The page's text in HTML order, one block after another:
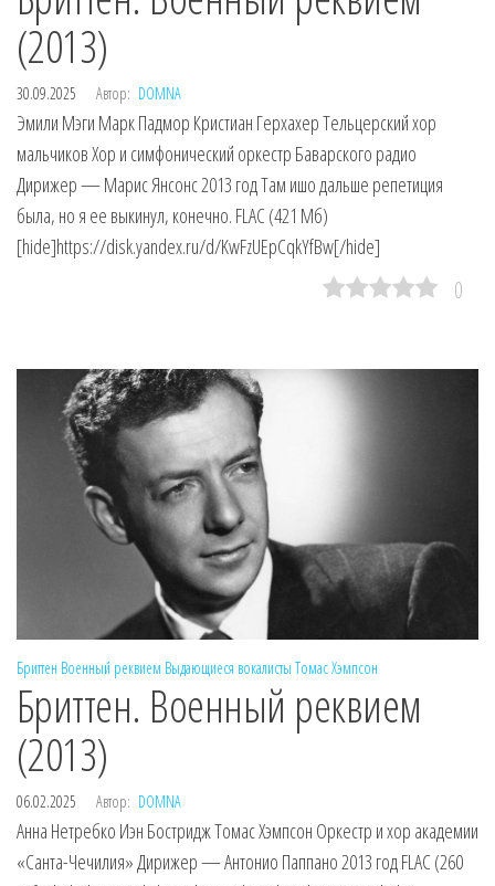
(2013)
30.09.2025 Автор: DOMNA
Эмили Мэги Марк Падмор Кристиан Герхахер Тельцерский хор
мальчиков Хор и симфонический оркестр Баварского радио
Дирижер — Марис Янсонс 2013 год Там ишо дальше репетиция
была, но я ее выкинул, конечно. FLAC (421 Мб)
[hide]https://disk.yandex.ru/d/KwFzUEpCqkYfBw[/hide]
0
Бриттен Военный реквием Выдающиеся вокалисты Томас Хэмпсон
Бриттен. Военный реквием
(2013)
06.02.2025 Автор: DOMNA
Анна Нетребко Иэн Бостридж Томас Хэмпсон Оркестр и хор академии
«Санта-Чечилия» Дирижер — Антонио Паппано 2013 год FLAC (260